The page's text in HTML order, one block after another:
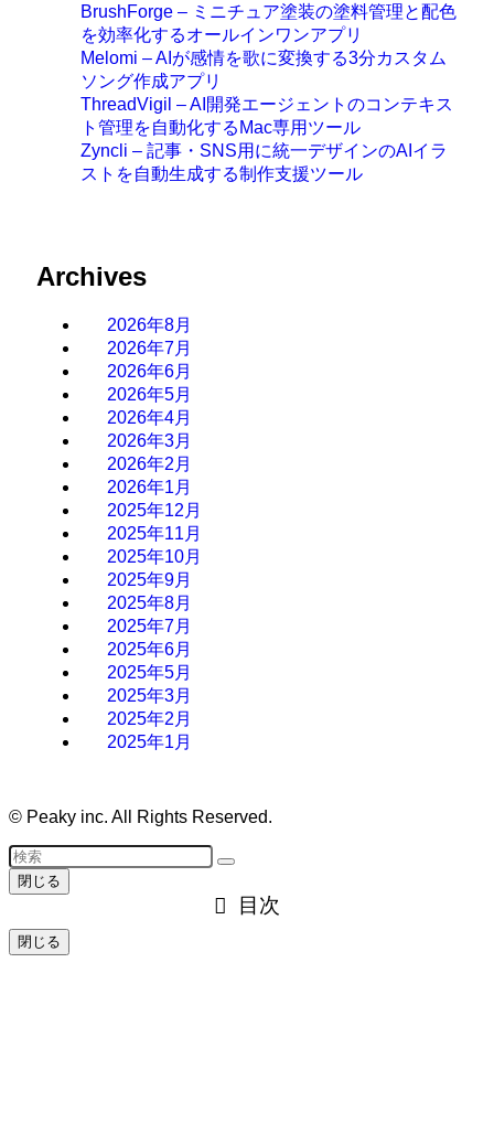
BrushForge – ミニチュア塗装の塗料管理と配色
を効率化するオールインワンアプリ
Melomi – AIが感情を歌に変換する3分カスタム
ソング作成アプリ
ThreadVigil – AI開発エージェントのコンテキス
ト管理を自動化するMac専用ツール
Zyncli – 記事・SNS用に統一デザインのAIイラ
ストを自動生成する制作支援ツール
Archives
2026年8月
2026年7月
2026年6月
2026年5月
2026年4月
2026年3月
2026年2月
2026年1月
2025年12月
2025年11月
2025年10月
2025年9月
2025年8月
2025年7月
2025年6月
2025年5月
2025年3月
2025年2月
2025年1月
© Peaky inc. All Rights Reserved.
閉じる
目次
閉じる